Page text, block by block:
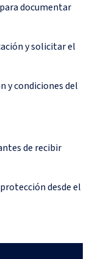
documentar
y solicitar el
y condiciones del
de recibir
desde el